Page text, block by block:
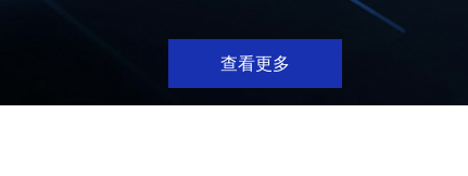
查看更多